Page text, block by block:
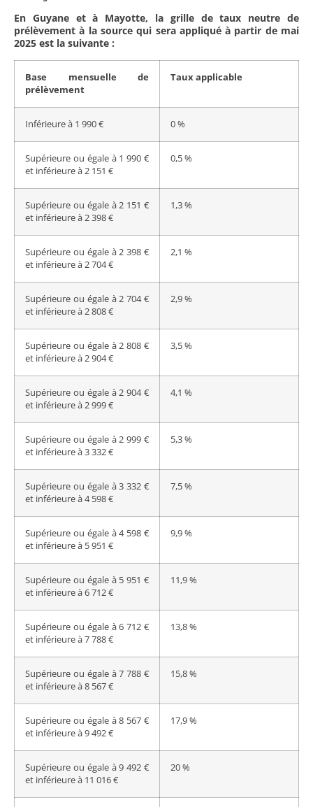
En Guyane et à Mayotte, la grille de taux neutre de
prélèvement à la source qui sera appliqué à partir de mai
2025 est la suivante :
Base mensuelle de
prélèvement
Taux applicable
Inférieure à 1 990 € 0 %
Supérieure ou égale à 1 990 €
et inférieure à 2 151 €
0,5 %
Supérieure ou égale à 2 151 €
et inférieure à 2 398 €
1,3 %
Supérieure ou égale à 2 398 €
et inférieure à 2 704 €
2,1 %
Supérieure ou égale à 2 704 €
et inférieure à 2 808 €
2,9 %
Supérieure ou égale à 2 808 €
et inférieure à 2 904 €
3,5 %
Supérieure ou égale à 2 904 €
et inférieure à 2 999 €
4,1 %
Supérieure ou égale à 2 999 €
et inférieure à 3 332 €
5,3 %
Supérieure ou égale à 3 332 €
et inférieure à 4 598 €
7,5 %
Supérieure ou égale à 4 598 €
et inférieure à 5 951 €
9,9 %
Supérieure ou égale à 5 951 €
et inférieure à 6 712 €
11,9 %
Supérieure ou égale à 6 712 €
et inférieure à 7 788 €
13,8 %
Supérieure ou égale à 7 788 €
et inférieure à 8 567 €
15,8 %
Supérieure ou égale à 8 567 €
et inférieure à 9 492 €
17,9 %
Supérieure ou égale à 9 492 €
et inférieure à 11 016 €
20 %